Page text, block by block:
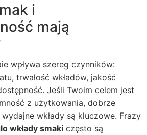
i
mają
wpływa szereg czynników:
trwałość wkładów, jakość
Jeśli Twoim celem jest
z użytkowania, dobrze
wkłady są kluczowe. Frazy
wkłady smaki często są